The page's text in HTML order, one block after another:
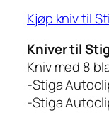
Kjøp kniv til
Kniver til
Kniv med 8
-Stiga
-Stiga